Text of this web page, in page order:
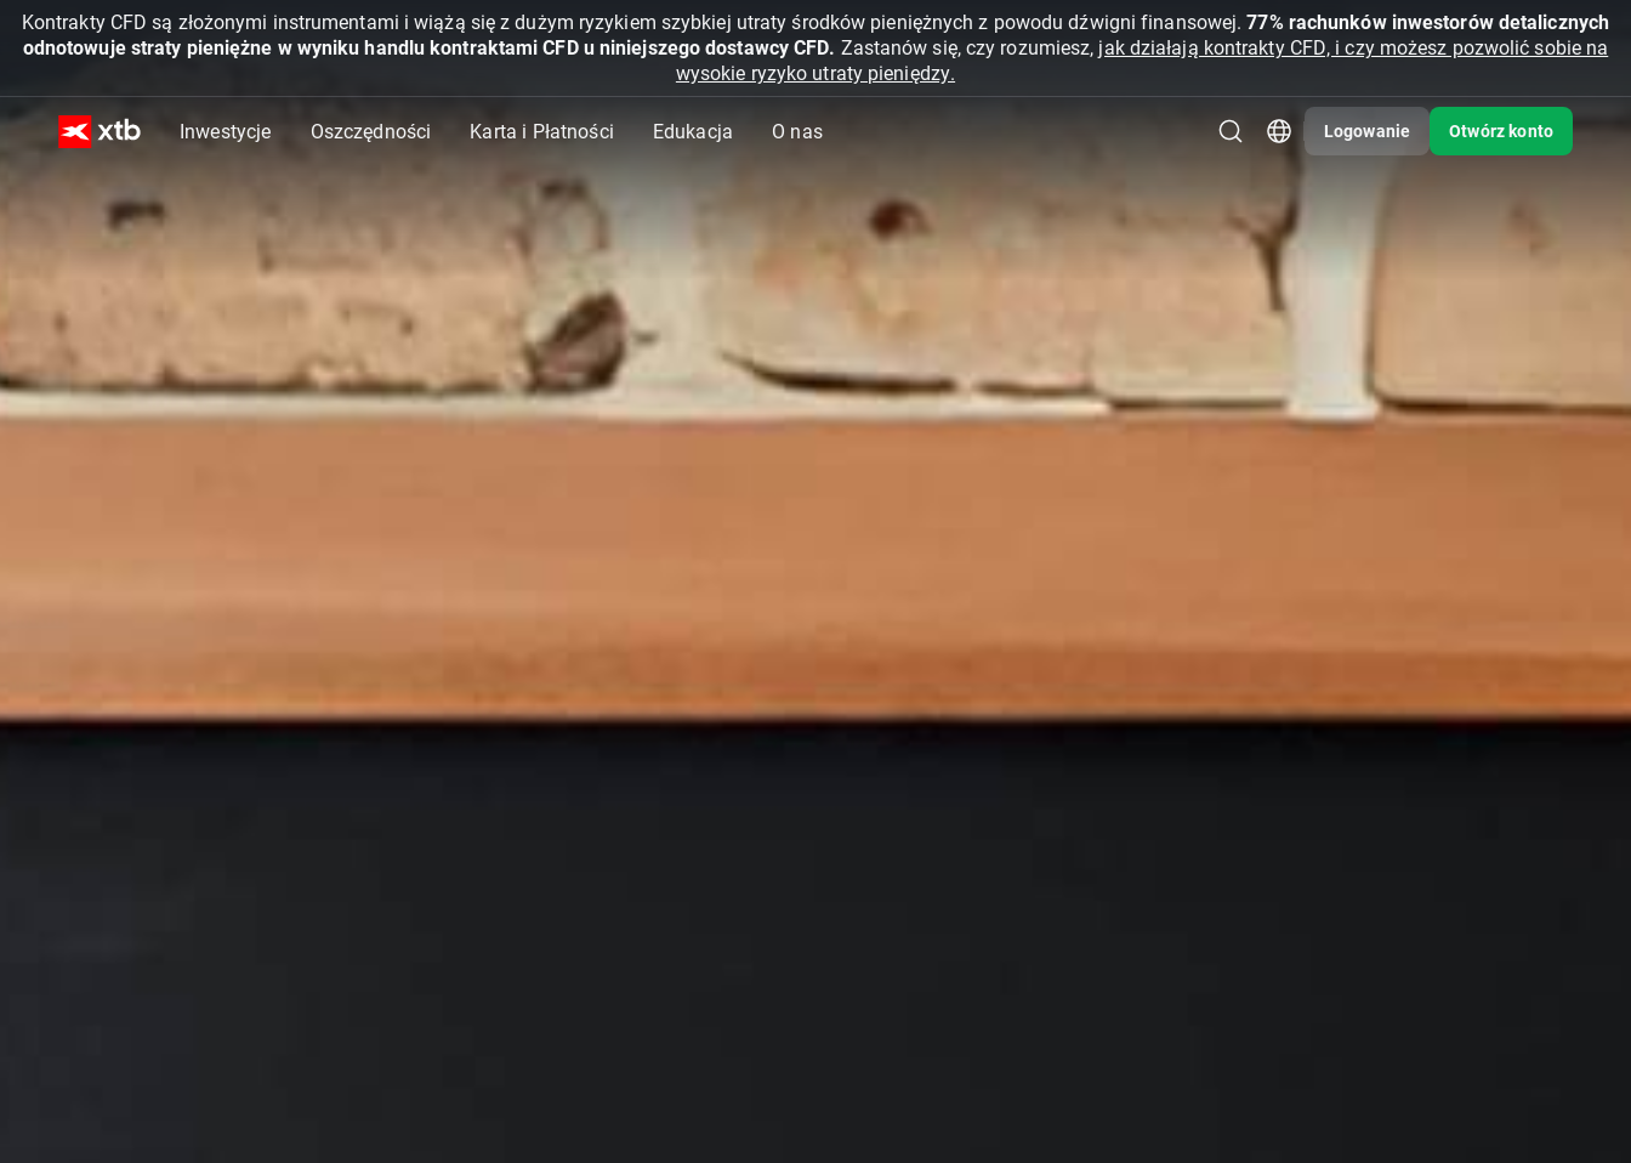
Kontrakty CFD są złożonymi instrumentami i wiążą się z dużym ryzykiem szybkiej utraty środków pieniężnych z powodu dźwigni finansowej.77% rachunków inwestorów detalicznych
odnotowuje straty pieniężne w wyniku handlu kontraktami CFD u niniejszego dostawcy CFD. Zastanów się, czy rozumiesz, jak działają kontrakty CFD, i czy możesz pozwolić sobie na
wysokie ryzyko utraty pieniędzy.
Inwestycje Oszczędności Karta i Płatności Edukacja O nas Logowanie Otwórz konto